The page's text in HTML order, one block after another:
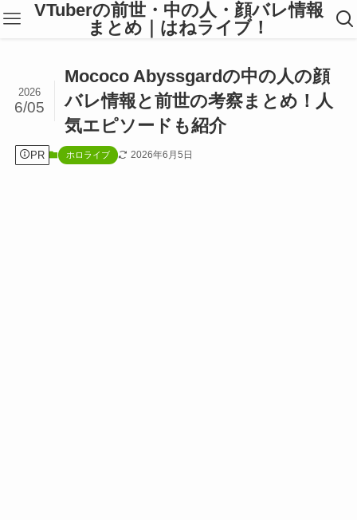
VTuberの前世・中の人・顔バレ情報
まとめ｜はねライブ！
Mococo Abyssgardの中の人の顔
バレ情報と前世の考察まとめ！人
気エピソードも紹介
2026
6/05
PR ホロライブ 2026年6月5日